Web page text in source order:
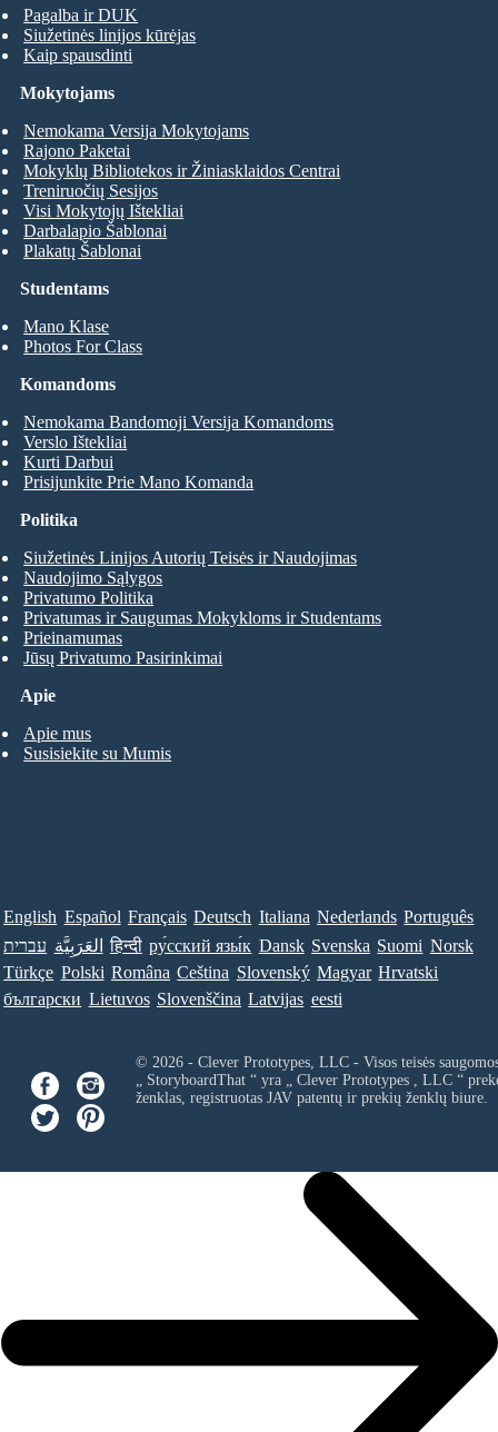
Pagalba ir DUK
Siužetinės linijos kūrėjas
Kaip spausdinti
Studentams
Mano Klase
Photos For Class
Mokytojams
Nemokama Versija Mokytojams
Rajono Paketai
Mokyklų Bibliotekos ir Žiniasklaidos Centrai
Treniruočių Sesijos
Visi Mokytojų Ištekliai
Darbalapio Šablonai
Plakatų Šablonai
Komandoms
Nemokama Bandomoji Versija Komandoms
Verslo Ištekliai
Kurti Darbui
Prisijunkite Prie Mano Komanda
Apie
Apie mus
Susisiekite su Mumis
Politika
Siužetinės Linijos Autorių Teisės ir Naudojimas
Naudojimo Sąlygos
Privatumo Politika
Privatumas ir Saugumas Mokykloms ir Studentams
Prieinamumas
Jūsų Privatumo Pasirinkimai
English Español Français Deutsch Italiana Nederlands Português
עברית العَرَبِيَّة हिन्दी ру́сский язы́к Dansk Svenska Suomi Norsk
Türkçe Polski Româna Ceština Slovenský Magyar Hrvatski
български Lietuvos Slovenščina Latvijas eesti
© 2026 - Clever Prototypes, LLC - Visos teisės
„ StoryboardThat “ yra „ Clever Prototypes , LLC“
ženklas, registruotas JAV patentų ir prekių ženklų biure.